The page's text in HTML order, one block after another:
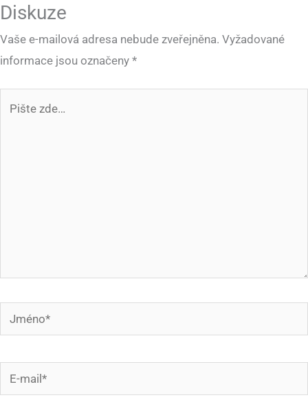
Diskuze
Vaše e-mailová adresa nebude zveřejněna. Vyžadované
informace jsou označeny *
Jméno*
mail*